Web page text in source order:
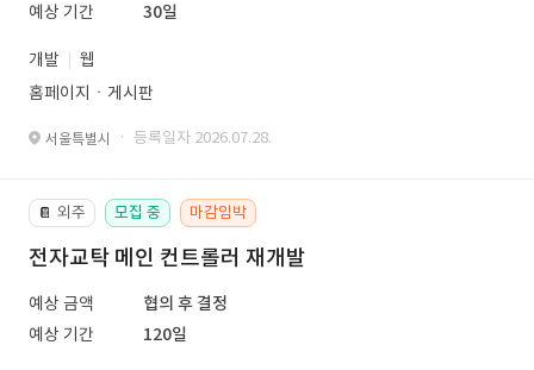
예상 기간
30일
개발
웹
홈페이지ㆍ게시판
서울특별시 · 등록일자 2026.07.28.
📔 외주 모집 중 마감임박
전자교탁 메인 컨트롤러 재개발
예상 금액
협의 후 결정
예상 기간
120일